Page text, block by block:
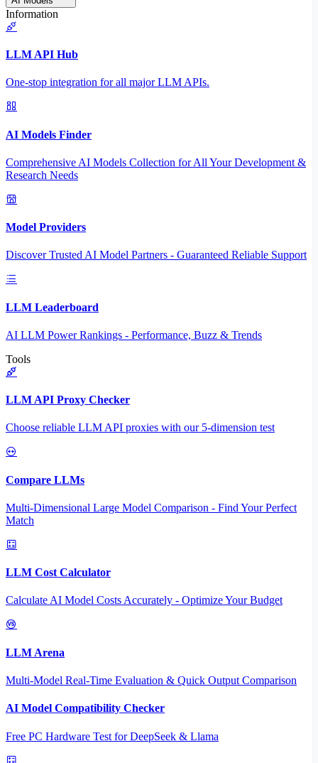
Information
LLM API Hub
One-stop integration for all major LLM APIs.
AI Models Finder
Comprehensive AI Models Collection for All Your Development &
Research Needs
Model Providers
Discover Trusted AI Model Partners - Guaranteed Reliable Support
LLM Leaderboard
AI LLM Power Rankings - Performance, Buzz & Trends
Tools
LLM API Proxy Checker
Choose reliable LLM API proxies with our 5-dimension test
Compare LLMs
Multi-Dimensional Large Model Comparison - Find Your Perfect
Match
LLM Cost Calculator
Calculate AI Model Costs Accurately - Optimize Your Budget
LLM Arena
Multi-Model Real-Time Evaluation & Quick Output Comparison
AI Model Compatibility Checker
Free PC Hardware Test for DeepSeek & Llama